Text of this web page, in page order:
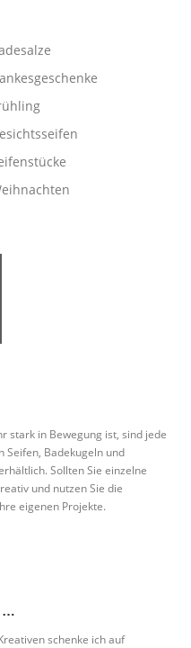
stark in Bewegung ist, sind jede
Seifen, Badekugeln und
Sollten Sie einzelne
und nutzen Sie die
eigenen Projekte.
schenke ich auf